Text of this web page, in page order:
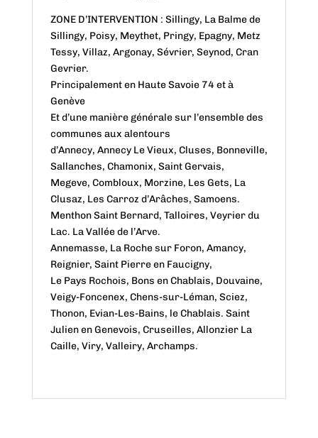
ZONE D’INTERVENTION : Sillingy, La Balme de
Sillingy, Poisy, Meythet, Pringy, Epagny, Metz
Tessy, Villaz, Argonay, Sévrier, Seynod, Cran
Gevrier.
Principalement en Haute Savoie 74 et à
Genève
Et d’une manière générale sur l’ensemble des
communes aux alentours
d’Annecy, Annecy Le Vieux, Cluses, Bonneville,
Sallanches, Chamonix, Saint Gervais,
Megeve, Combloux, Morzine, Les Gets, La
Clusaz, Les Carroz d’Arâches, Samoens.
Menthon Saint Bernard, Talloires, Veyrier du
Lac. La Vallée de l’Arve.
Annemasse, La Roche sur Foron, Amancy,
Reignier, Saint Pierre en Faucigny,
Le Pays Rochois, Bons en Chablais, Douvaine,
Veigy-Foncenex, Chens-sur-Léman, Sciez,
Thonon, Evian-Les-Bains, le Chablais. Saint
Julien en Genevois, Cruseilles, Allonzier La
Caille, Viry, Valleiry, Archamps.